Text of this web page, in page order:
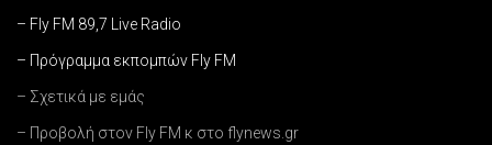
– Fly FM 89,7 Live Radio
– Πρόγραμμα εκπομπών Fly FM
– Σχετικά με εμάς
– Προβολή στον Fly FM κ στο flynews.gr